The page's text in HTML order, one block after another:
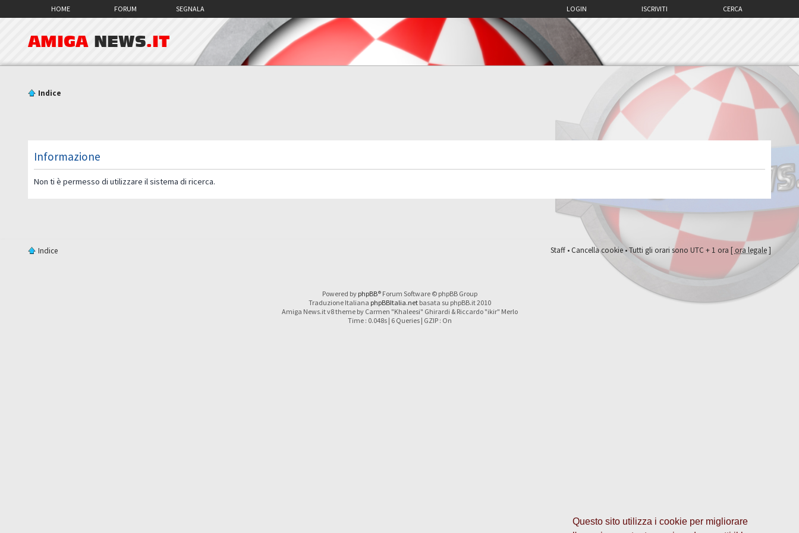
Questo sito utilizza i cookie per migliorare
HOME FORUM SEGNALA CERCA
ISCRIVITI
LOGIN
AMIGA NEWS.IT
Indice
Informazione
Non ti è permesso di utilizzare il sistema di ricerca.
Indice Staff•Cancella cookie• Tutti gli orari sono UTC + 1 ora [ ora legale]
Powered by phpBB® Forum Software © phpBB Group
Traduzione Italiana phpBBItalia.netbasata su phpBB.it 2010
Amiga News.it v8 theme by Carmen "Khaleesi" Ghirardi & Riccardo "ikir" Merlo
Time : 0.048s | 6 Queries | GZIP : On